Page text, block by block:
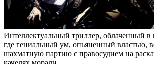
Интеллектуальный триллер, облаченный в
где гениальный ум, опьяненный властью,
шахматную партию с правосудием на